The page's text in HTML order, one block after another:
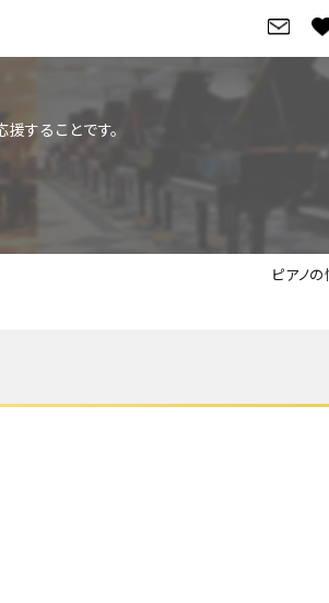
スタッフレビュー
ご来店・
ご来店・ご試弾
会社概要
することです。
ピアノ